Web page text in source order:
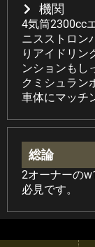
機関
4気筒2300cc
ニスストロン
りアイドリン
ンションもし
クミシュラン
車体にマッチ
総論
2オーナーの
必見です。